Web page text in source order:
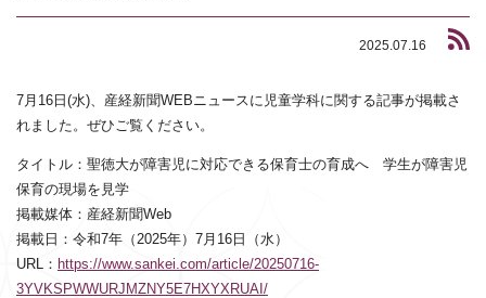
2025.07.16
7月16日(水)、産経新聞WEBニュースに児童学科に関する記事が掲載さ
れました。ぜひご覧ください。
タイトル：聖徳大が障害児に対応できる保育士の育成へ 学生が障害児
保育の現場を見学
掲載媒体：産経新聞Web
掲載日：令和7年（2025年）7月16日（水）
URL： https://www.sankei.com/article/20250716-
3YVKSPWWURJMZNY5E7HXYXRUAI/